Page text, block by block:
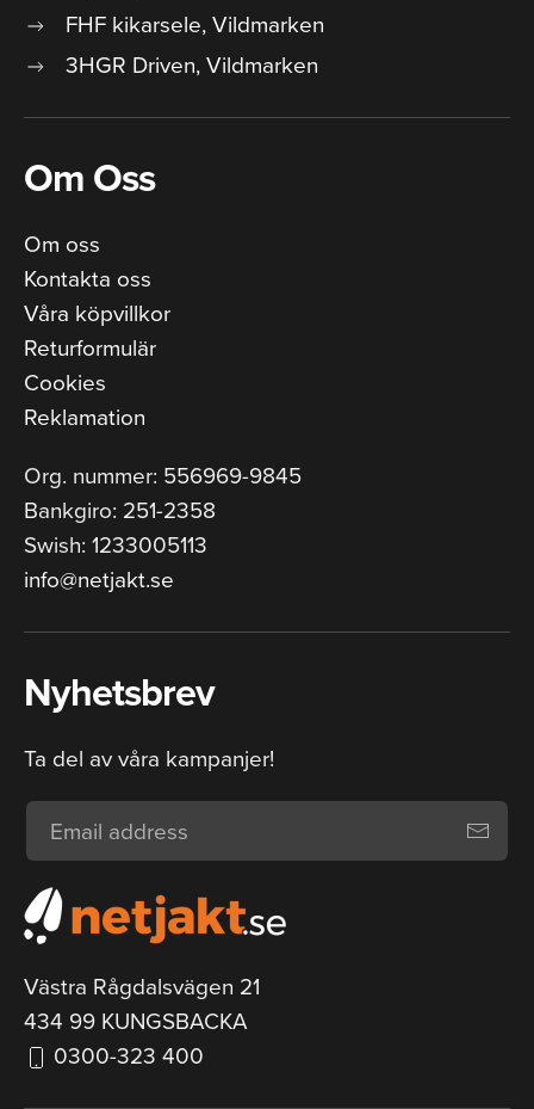
FHF kikarsele, Vildmarken
3HGR Driven, Vildmarken
Om Oss
Om oss
Kontakta oss
Våra köpvillkor
Returformulär
Cookies
Reklamation
Org. nummer: 556969-9845
Bankgiro: 251-2358
Swish: 1233005113
info@netjakt.se
Nyhetsbrev
Ta del av våra kampanjer!
Västra Rågdalsvägen 21
434 99 KUNGSBACKA
0300-323 400